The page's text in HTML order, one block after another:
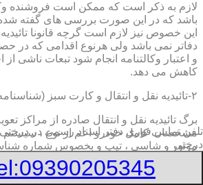
لازم به ذکر است که ممکن است فروشنده
باشد که در این صورت بررسی های گفته
این خصوص نیز لازم است گرچه قانونا تائیدیه
دفاتر نمی باشد ولی هرنوع اقدامی که در
و اعتبار وکالتنامه انجام شود تبعات ناشی از
کاهش می دهد.
۲-تائیدیه نقل و انتقال و کارت سبز (شناسنامه مالکیت)
برگ تائیدیه نقل و انتقال صادره از مراکز
مشخصات کامل خودرو اعم از نوع ، سیستم
صدر صفحه و مشخصات فروشنده و خریدار
سجلی و شماره ملی و کدپستی و آدرس و
تلفن تماس فوری دفتر اسناد رسمی در
درختی